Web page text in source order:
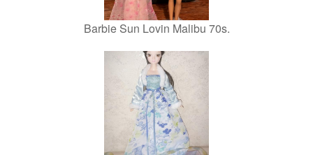
Barbie Sun Lovin Malibu 70s.